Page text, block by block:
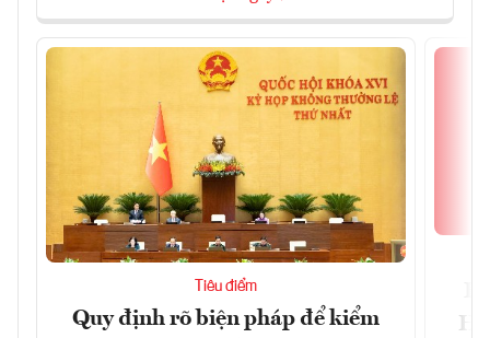
Tiêu điểm
Quy định rõ biện pháp để kiểm